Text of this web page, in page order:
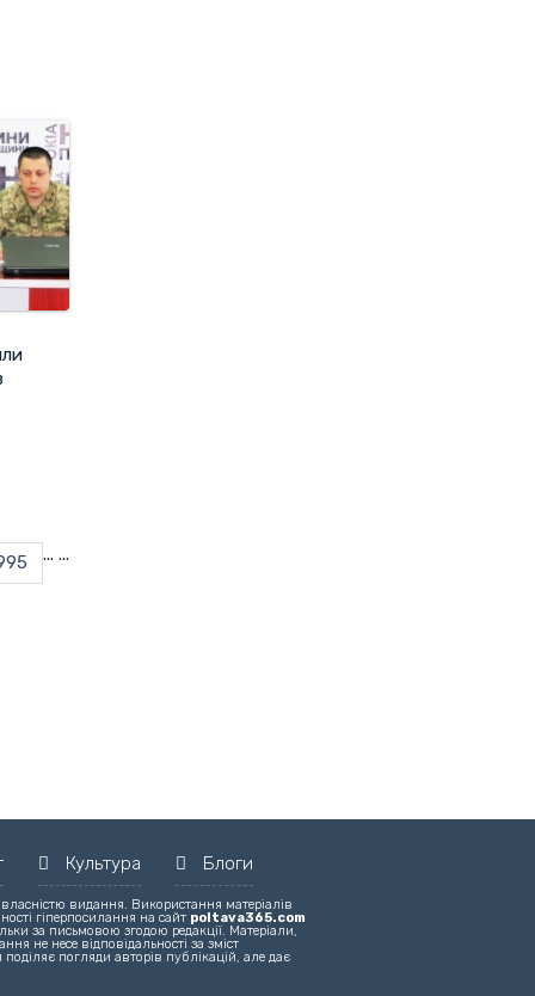
... ...
Культура Блоги
видання. Використання матеріалів
гіперпосилання на сайт poltava365.com
за письмовою згодою редакції. Матеріали,
не несе відповідальності за зміст
погляди авторів публікацій, але дає